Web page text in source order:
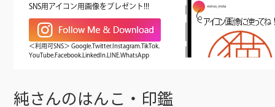
SNS用アイコン用画像をプレゼント!!!
＜利用可SNS＞ Google.Twitter.Instagram.TikTok.
YouTube.Facebook.LinkedIn.LINE.WhatsApp
純さんのはんこ・印鑑